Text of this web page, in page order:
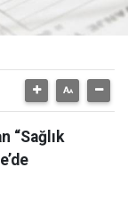
“Sağlık